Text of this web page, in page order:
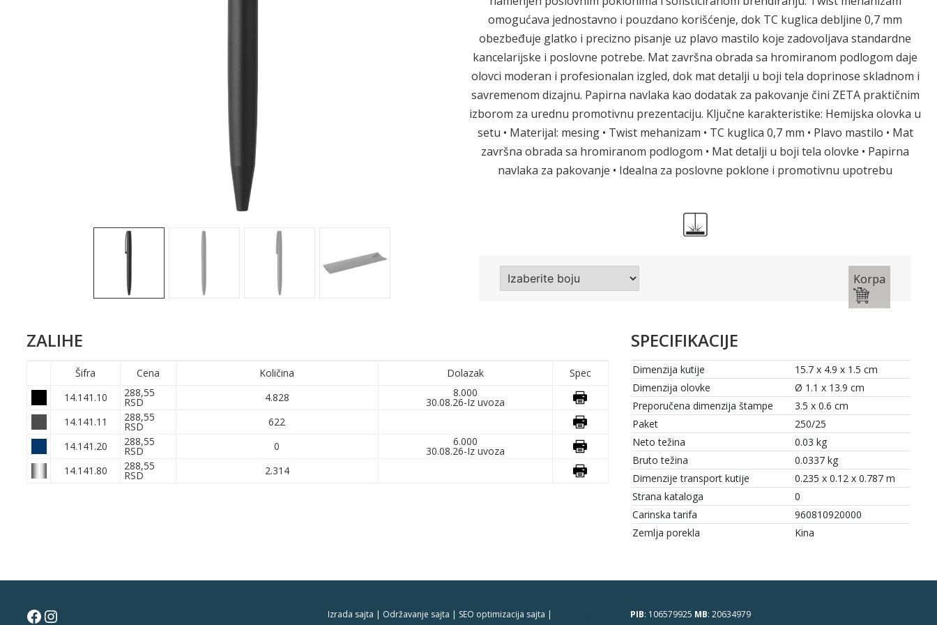
omogućava jednostavno i pouzdano korišćenje, dok TC kuglica debljine 0,7 mm
obezbeđuje glatko i precizno pisanje uz plavo mastilo koje zadovoljava standardne
kancelarijske i poslovne potrebe. Mat završna obrada sa hromiranom podlogom daje
olovci moderan i profesionalan izgled, dok mat detalji u boji tela doprinose skladnom i
savremenom dizajnu. Papirna navlaka kao dodatak za pakovanje čini ZETA praktičnim
izborom za urednu promotivnu prezentaciju. Ključne karakteristike: Hemijska olovka u
setu • Materijal: mesing • Twist mehanizam • TC kuglica 0,7 mm • Plavo mastilo • Mat
završna obrada sa hromiranom podlogom • Mat detalji u boji tela olovke • Papirna
navlaka za pakovanje • Idealna za poslovne poklone i promotivnu upotrebu
Korpa
ZALIHE
Šifra Cena Količina Dolazak
Spec
14.141.10
288,55
RSD 4.828 8.000
30.08.26-Iz uvoza
14.141.11
288,55
RSD
622
14.141.20
288,55
RSD 0 6.000
30.08.26-Iz uvoza
14.141.80
288,55
RSD 2.314
SPECIFIKACIJE
Dimenzija kutije
15.7 x 4.9 x 1.5 cm
Dimenzija olovke
Ø 1.1 x 13.9 cm
Preporučena dimenzija štampe
3.5 x 0.6 cm
Paket
250/25
Neto težina
0.03 kg
Bruto težina
0.0337 kg
Dimenzije transport kutije
0.235 x 0.12 x 0.787 m
Strana kataloga
0
Carinska tarifa
960810920000
Zemlja porekla
Kina
Facebook
Instagram Izrada sajta | Održavanje sajta | SEO optimizacija sajta | PIB: 106579925 MB: 20634979